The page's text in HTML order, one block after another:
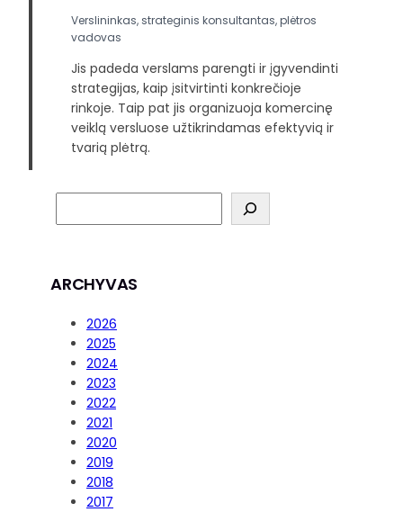
Verslininkas, strateginis konsultantas, plėtros
vadovas
Jis padeda verslams parengti ir įgyvendinti
strategijas, kaip įsitvirtinti konkrečioje
rinkoje. Taip pat jis organizuoja komercinę
veiklą versluose užtikrindamas efektyvią ir
tvarią plėtrą.
ARCHYVAS
2026
2025
2024
2023
2022
2021
2020
2019
2018
2017